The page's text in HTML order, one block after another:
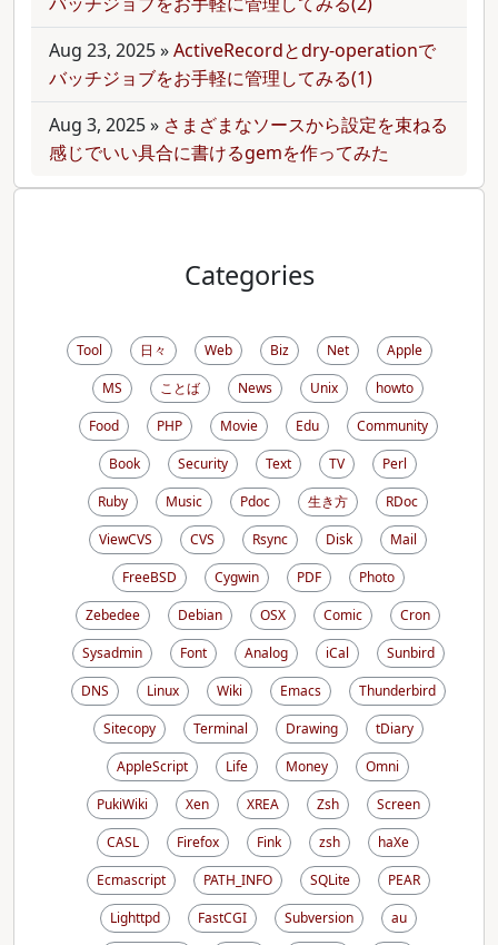
Aug 23, 2025»ActiveRecordとdry-operationで
バッチジョブをお手軽に管理してみる(1)
Aug 3, 2025» さまざまなソースから設定を束ねる
感じでいい具合に書けるgemを作ってみた
Categories
Tool 日々 Web Biz Net
Apple
MS
ことば News Unix
howto
Food
PHP Movie Edu
Community
Book
Security Text TV
Perl
Ruby
Music Pdoc 生き方
RDoc
ViewCVS
CVS Rsync Disk
Mail
FreeBSD
Cygwin PDF
Photo
Zebedee
Debian OSX Comic
Cron
Sysadmin
Font Analog iCal
Sunbird
DNS
Linux Wiki Emacs
Thunderbird
Sitecopy
Terminal Drawing
tDiary
AppleScript
Life Money
Omni
PukiWiki
Xen XREA Zsh
Screen
CASL
Firefox Fink zsh
haXe
Ecmascript
PATH_INFO SQLite
PEAR
Lighttpd
FastCGI Subversion
au